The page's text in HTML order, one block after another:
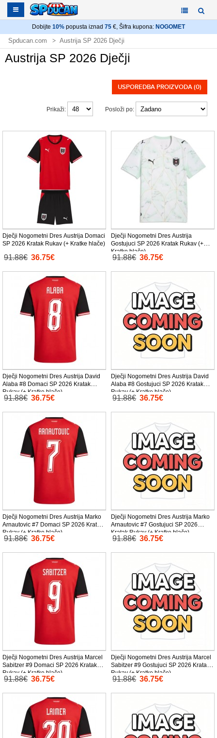
Dobijte 10% popusta iznad 75 €, Šifra kupona: NOGOMET
Spducan.com Austrija SP 2026 Dječji
Austrija SP 2026 Dječji
USPOREDBA PROIZVODA (0)
Posloži po:
Prikaži:
Dječji Nogometni Dres Austrija Domaci
SP 2026 Kratak Rukav (+ Kratke hlače)
91.88€ 36.75€
Dječji Nogometni Dres Austrija
Gostujuci SP 2026 Kratak Rukav (+
Kratke hlače)
91.88€ 36.75€
Dječji Nogometni Dres Austrija David
Alaba #8 Domaci SP 2026 Kratak
Rukav (+ Kratke hlače)
91.88€ 36.75€
Dječji Nogometni Dres Austrija David
Alaba #8 Gostujuci SP 2026 Kratak
Rukav (+ Kratke hlače)
91.88€ 36.75€
Dječji Nogometni Dres Austrija Marko
Arnautovic #7 Domaci SP 2026 Kratak
Rukav (+ Kratke hlače)
91.88€ 36.75€
Dječji Nogometni Dres Austrija Marko
Arnautovic #7 Gostujuci SP 2026
Kratak Rukav (+ Kratke hlače)
91.88€ 36.75€
Dječji Nogometni Dres Austrija Marcel
Sabitzer #9 Domaci SP 2026 Kratak
Rukav (+ Kratke hlače)
91.88€ 36.75€
Dječji Nogometni Dres Austrija Marcel
Sabitzer #9 Gostujuci SP 2026 Kratak
Rukav (+ Kratke hlače)
91.88€ 36.75€